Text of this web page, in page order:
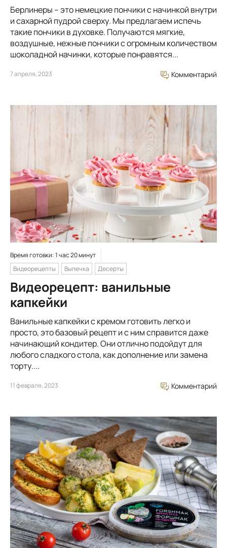
Берлинеры – это немецкие пончики с начинкой внутри
и сахарной пудрой сверху. Мы предлагаем испечь
такие пончики в духовке. Получаются мягкие,
воздушные, нежные пончики с огромным количеством
шоколадной начинки, которые понравятся...
7 апреля, 2023 Комментарий
Время готовки: 1 час 20 минут
Видеорецепты
Выпечка Десерты
Видеорецепт: ванильные
капкейки
Ванильные капкейки с кремом готовить легко и
просто, это базовый рецепт и с ним справится даже
начинающий кондитер. Они отлично подойдут для
любого сладкого стола, как дополнение или замена
торту....
11 февраля, 2023 Комментарий